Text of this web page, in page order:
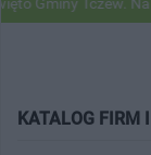
KATALOG FIRM